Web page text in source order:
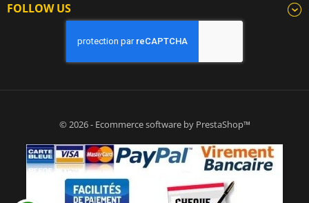
FOLLOW US
© 2026 - Ecommerce software by PrestaShop™